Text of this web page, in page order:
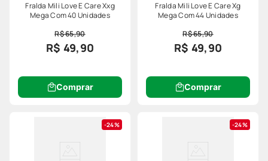
Fralda Mili Love E Care Xxg
Mega Com 40 Unidades
R$ 65,90
R$ 49,90
Comprar
Fralda Mili Love E Care Xg
Mega Com 44 Unidades
R$ 65,90
R$ 49,90
Comprar
24% 24%